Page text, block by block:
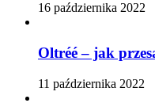
16 października 2022
Oltréé – jak
11 października 2022